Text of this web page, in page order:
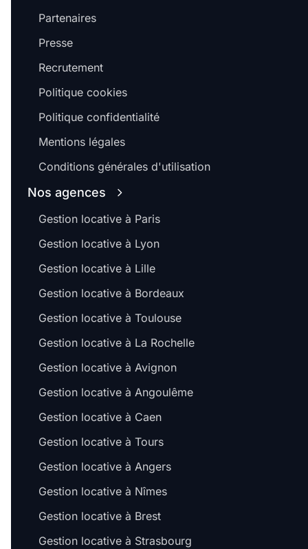
Partenaires
Presse
Recrutement
Politique cookies
Politique confidentialité
Mentions légales
Conditions générales d'utilisation
Nos agences
Gestion locative à Paris
Gestion locative à Lyon
Gestion locative à Lille
Gestion locative à Bordeaux
Gestion locative à Toulouse
Gestion locative à La Rochelle
Gestion locative à Avignon
Gestion locative à Angoulême
Gestion locative à Caen
Gestion locative à Tours
Gestion locative à Angers
Gestion locative à Nîmes
Gestion locative à Brest
Gestion locative à Strasbourg